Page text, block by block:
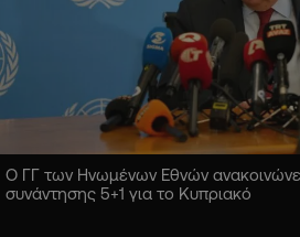
Ο ΓΓ των Ηνωμένων Εθνών
συνάντησης 5+1 για το Κυπριακό